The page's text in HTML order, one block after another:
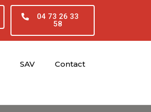
04 73 26 33
58
SAV Contact